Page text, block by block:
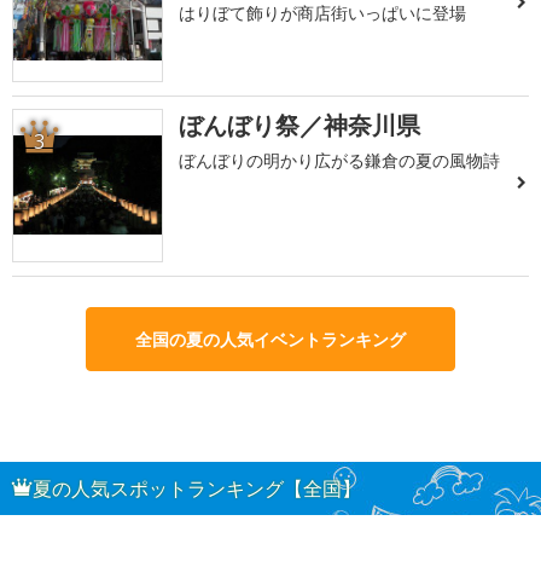
はりぼて飾りが商店街いっぱいに登場
3 ぼんぼり祭／神奈川県
ぼんぼりの明かり広がる鎌倉の夏の風物詩
全国の夏の人気イベントランキング
夏の人気スポットランキング【全国】